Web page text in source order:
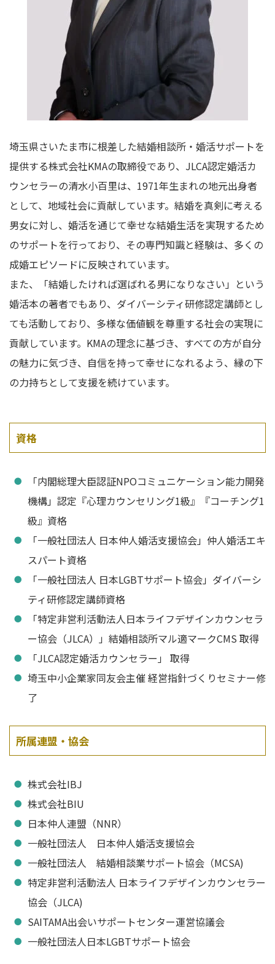
埼玉県さいたま市に根差した結婚相談所・婚活サポートを
提供する株式会社KMAの取締役であり、JLCA認定婚活カ
ウンセラーの清水小百里は、1971年生まれの地元出身者
として、地域社会に貢献しています。結婚を真剣に考える
男女に対し、婚活を通じて幸せな結婚生活を実現するため
のサポートを行っており、その専門知識と経験は、多くの
成婚エピソードに反映されています。
また、「結婚したければ選ばれる男になりなさい」という
婚活本の著者でもあり、ダイバーシティ研修認定講師とし
ても活動しており、多様な価値観を尊重する社会の実現に
貢献しています。KMAの理念に基づき、すべての方が自分
の魅力に気づき、自信を持って幸せになれるよう、縁の下
の力持ちとして支援を続けています。
資格
「内閣総理大臣認証NPOコミュニケーション能力開発
機構」認定『心理カウンセリング1級』『コーチング1
級』資格
「一般社団法人 日本仲人婚活支援協会」仲人婚活エキ
スパート資格
「一般社団法人 日本LGBTサポート協会」ダイバーシ
ティ研修認定講師資格
「特定非営利活動法人日本ライフデザインカウンセラ
ー協会（JLCA）」結婚相談所マル適マークCMS 取得
「JLCA認定婚活カウンセラー」 取得
埼玉中小企業家同友会主催 経営指針づくりセミナー修
了
所属連盟・協会
株式会社IBJ
株式会社BIU
日本仲人連盟（NNR）
一般社団法人 日本仲人婚活支援協会
一般社団法人 結婚相談業サポート協会（MCSA)
特定非営利活動法人 日本ライフデザインカウンセラー
協会（JLCA)
SAITAMA出会いサポートセンター運営協議会
一般社団法人日本LGBTサポート協会